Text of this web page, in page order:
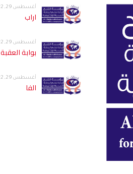
أغسطس 29, 2022
اراب
أغسطس 29, 2022
بوابة العقبة
أغسطس 29, 2022
الفا